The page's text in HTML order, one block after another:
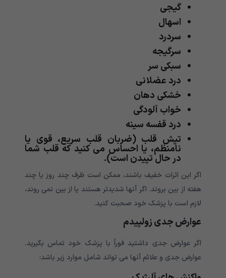
گیجی
اسهال
سردرد
سرگیجه
سبکی سر
درد عضلانی
خشکی دهان
خواب آلودگی
درد قفسه سینه
تپش قلب (ضربان قلب سریع، قوی یا
نامنظم، یا احساس می کنید که قلب شما
در حال تپیدن است).
اگر این اثرات خفیف باشند، ممکن است ظرف چند روز یا چند
هفته از بین بروند. اگر آنها شدیدتر هستند یا از بین نمی روند،
لازم است با پزشک خود صحبت کنید.
عوارض جدیزولپیدم
اگر عوارض جدی داشتید فوراً با پزشک خود تماس بگیرید.
عوارض جدی و علائم آنها می تواند شامل موارد زیر باشد: